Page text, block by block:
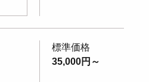
標準価格
35,000円～